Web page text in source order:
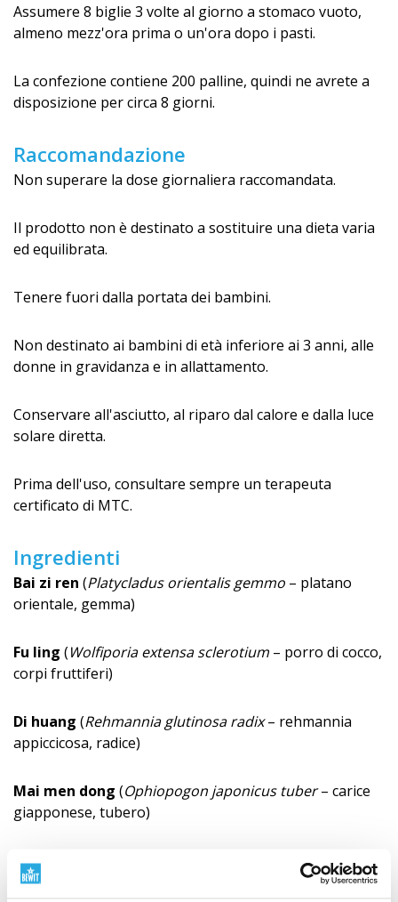
Assumere 8 biglie 3 volte al giorno a stomaco vuoto,
almeno mezz'ora prima o un'ora dopo i pasti.
La confezione contiene 200 palline, quindi ne avrete a
disposizione per circa 8 giorni.
Raccomandazione
Non superare la dose giornaliera raccomandata.
Il prodotto non è destinato a sostituire una dieta varia
ed equilibrata.
Tenere fuori dalla portata dei bambini.
Non destinato ai bambini di età inferiore ai 3 anni, alle
donne in gravidanza e in allattamento.
Conservare all'asciutto, al riparo dal calore e dalla luce
solare diretta.
Prima dell'uso, consultare sempre un terapeuta
certificato di MTC.
Ingredienti
Bai zi ren (Platycladus orientalis gemmo – platano
orientale, gemma)
Fu ling (Wolfiporia extensa sclerotium – porro di cocco,
corpi fruttiferi)
Di huang (Rehmannia glutinosa radix– rehmannia
appiccicosa, radice)
Mai men dong (Ophiopogon japonicus tuber– carice
giapponese, tubero)
Yuan zhi
– veccia a foglie
sottili, radice)